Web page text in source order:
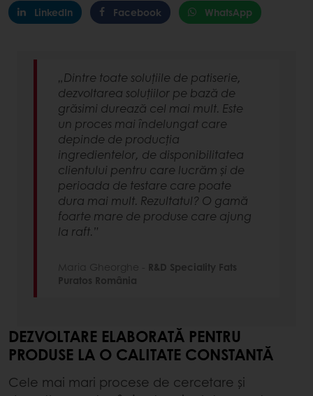
LinkedIn Facebook WhatsApp
„Dintre toate soluțiile de patiserie,
dezvoltarea soluțiilor pe bază de
grăsimi durează cel mai mult. Este
un proces mai îndelungat care
depinde de producția
ingredientelor, de disponibilitatea
clientului pentru care lucrăm și de
perioada de testare care poate
dura mai mult. Rezultatul? O gamă
foarte mare de produse care ajung
la raft.”
Maria Gheorghe - R&D Speciality Fats
Puratos România
DEZVOLTARE ELABORATĂ PENTRU
PRODUSE LA O CALITATE CONSTANTĂ
Cele mai mari procese de cercetare și